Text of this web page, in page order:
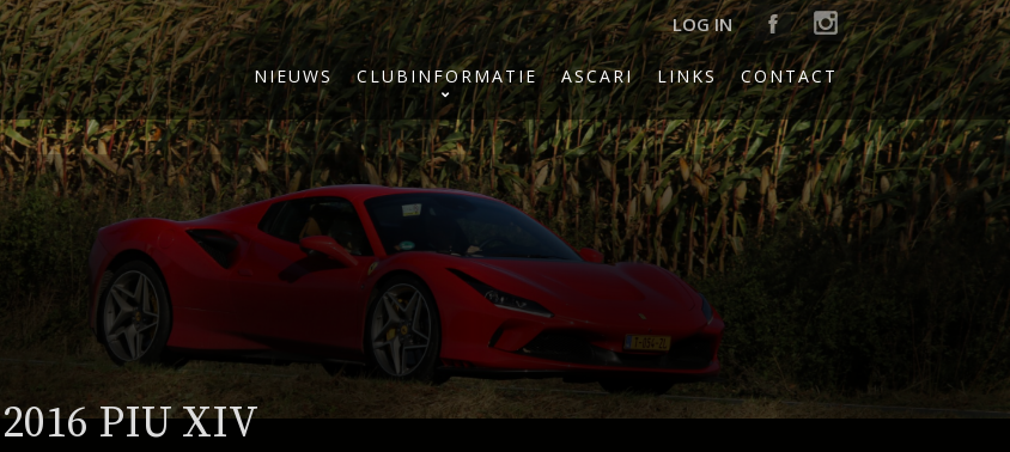
LOG IN
NIEUWS CLUBINFORMATIE ASCARI LINKS CONTACT
2016 PIU XIV